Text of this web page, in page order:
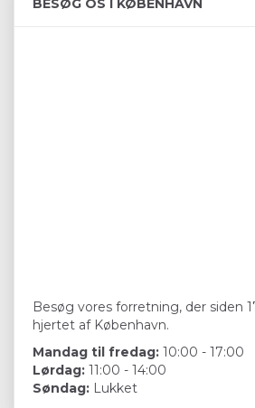
BESØG OS I KØBENHAVN
Besøg vores forretning, der siden
hjertet af København.
Mandag til fredag: 10:00 - 17:00
Lørdag: 11:00 - 14:00
Søndag: Lukket